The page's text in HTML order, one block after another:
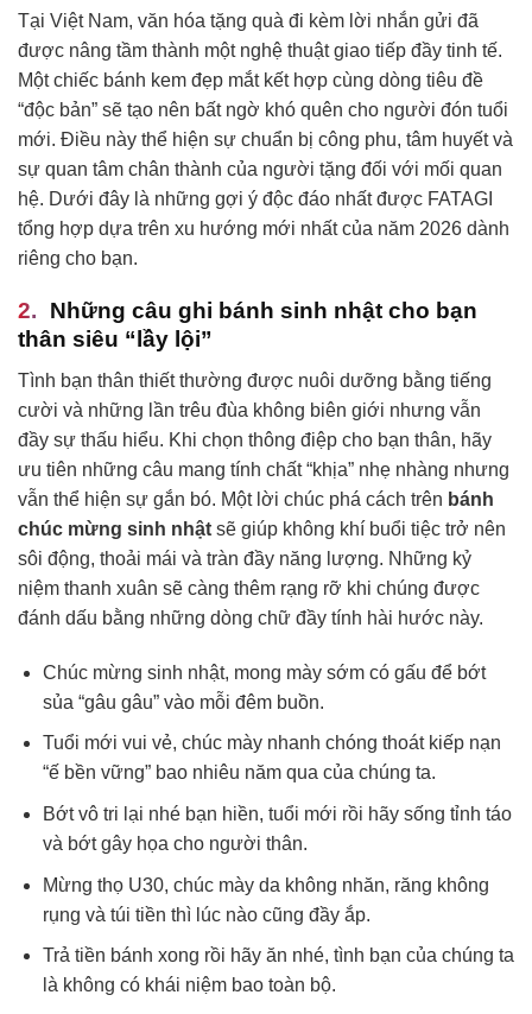
Tại Việt Nam, văn hóa tặng quà đi kèm lời nhắn gửi đã
được nâng tầm thành một nghệ thuật giao tiếp đầy tinh tế.
Một chiếc bánh kem đẹp mắt kết hợp cùng dòng tiêu đề
“độc bản” sẽ tạo nên bất ngờ khó quên cho người đón tuổi
mới. Điều này thể hiện sự chuẩn bị công phu, tâm huyết và
sự quan tâm chân thành của người tặng đối với mối quan
hệ. Dưới đây là những gợi ý độc đáo nhất được FATAGI
tổng hợp dựa trên xu hướng mới nhất của năm 2026 dành
riêng cho bạn.
Những câu ghi bánh sinh nhật cho bạn
thân siêu “lầy lội”
Tình bạn thân thiết thường được nuôi dưỡng bằng tiếng
cười và những lần trêu đùa không biên giới nhưng vẫn
đầy sự thấu hiểu. Khi chọn thông điệp cho bạn thân, hãy
ưu tiên những câu mang tính chất “khịa” nhẹ nhàng nhưng
vẫn thể hiện sự gắn bó. Một lời chúc phá cách trên bánh
chúc mừng sinh nhật sẽ giúp không khí buổi tiệc trở nên
sôi động, thoải mái và tràn đầy năng lượng. Những kỷ
niệm thanh xuân sẽ càng thêm rạng rỡ khi chúng được
đánh dấu bằng những dòng chữ đầy tính hài hước này.
Chúc mừng sinh nhật, mong mày sớm có gấu để bớt
sủa “gâu gâu” vào mỗi đêm buồn.
Tuổi mới vui vẻ, chúc mày nhanh chóng thoát kiếp nạn
“ế bền vững” bao nhiêu năm qua của chúng ta.
Bớt vô tri lại nhé bạn hiền, tuổi mới rồi hãy sống tỉnh táo
và bớt gây họa cho người thân.
Mừng thọ U30, chúc mày da không nhăn, răng không
rụng và túi tiền thì lúc nào cũng đầy ắp.
Trả tiền bánh xong rồi hãy ăn nhé, tình bạn của chúng ta
là không có khái niệm bao toàn bộ.